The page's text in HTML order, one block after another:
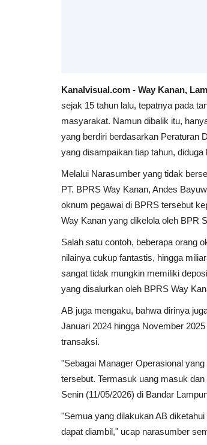
Kanalvisual.com - Way Kanan,
sejak 15 tahun lalu, tepatnya pada
masyarakat. Namun dibalik itu,
yang berdiri berdasarkan Peraturan
yang disampaikan tiap tahun,
Melalui Narasumber yang tidak
PT. BPRS Way Kanan, Andes
oknum pegawai di BPRS tersebut
Way Kanan yang dikelola oleh BPR
Salah satu contoh, beberapa orang
nilainya cukup fantastis, hingga
sangat tidak mungkin memiliki
yang disalurkan oleh BPRS Way
AB juga mengaku, bahwa dirinya
Januari 2024 hingga November
transaksi.
"Sebagai Manager Operasional
tersebut. Termasuk uang masuk
Senin (11/05/2026) di Bandar
"Semua yang dilakukan AB
dapat diambil," ucap narasumber